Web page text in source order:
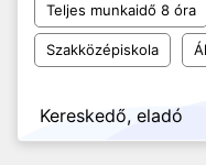
Teljes munkaidő 8 óra
Szakközépiskola
Kereskedő, eladó